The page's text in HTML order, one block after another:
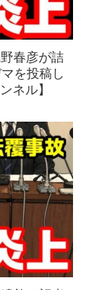
春彦が詰
を投稿し
ネル】